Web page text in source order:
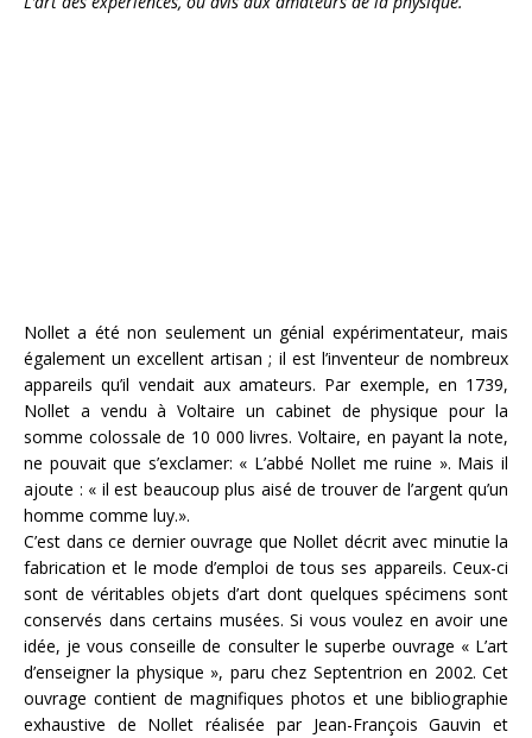
Nollet a été non seulement un génial expérimentateur, mais
également un excellent artisan ; il est l’inventeur de nombreux
appareils qu’il vendait aux amateurs. Par exemple, en 1739,
Nollet a vendu à Voltaire un cabinet de physique pour la
somme colossale de 10 000 livres. Voltaire, en payant la note,
ne pouvait que s’exclamer: « L’abbé Nollet me ruine ». Mais il
ajoute : « il est beaucoup plus aisé de trouver de l’argent qu’un
homme comme luy.».
C’est dans ce dernier ouvrage que Nollet décrit avec minutie la
fabrication et le mode d’emploi de tous ses appareils. Ceux-ci
sont de véritables objets d’art dont quelques spécimens sont
conservés dans certains musées. Si vous voulez en avoir une
idée, je vous conseille de consulter le superbe ouvrage « L’art
d’enseigner la physique », paru chez Septentrion en 2002. Cet
ouvrage contient de magnifiques photos et une bibliographie
exhaustive de Nollet réalisée par Jean-François Gauvin et